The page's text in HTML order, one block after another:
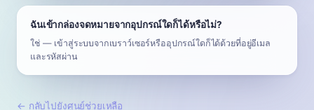
ฉันเข้ากล่องจดหมายจากอุปกรณ์ใดก็ได้หรือไม่?
ใช่ — เข้าสู่ระบบจากเบราว์เซอร์หรืออุปกรณ์ใดก็ได้ด้วยที่อยู่อีเมล
และรหัสผ่าน
← กลับไปยังศูนย์ช่วยเหลือ